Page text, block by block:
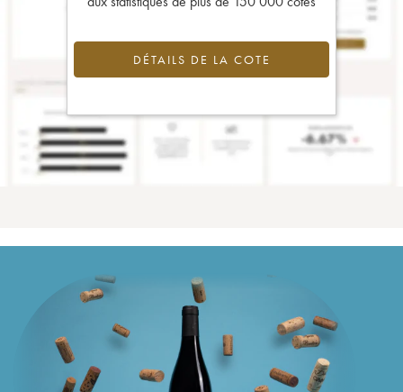
DÉTAILS DE LA COTE